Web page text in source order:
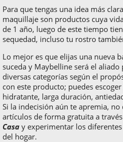
Para que tengas una idea más
maquillaje son productos cuya
de 1 año, luego de este tiempo
sequedad, incluso tu rostro
Lo mejor es que elijas una nueva
suceda y Maybelline será el
diversas categorías según el
con este producto; puedes
hidratante, larga duración,
Si la indecisión aún te apremia,
artículos de forma gratuita a
Casa y experimentar los
del hogar.